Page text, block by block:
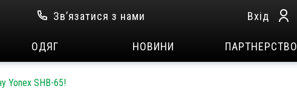
Зв’язатися з нами Вхід
ОДЯГ НОВИНИ ПАРТНЕРСТВО
Yonex SHB-65!